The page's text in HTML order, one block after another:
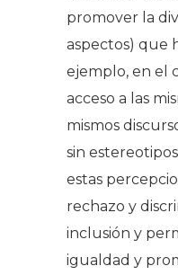
promover la
aspectos) que
ejemplo, en el
acceso a las
mismos
sin
estas
rechazo y
inclusión y
igualdad y